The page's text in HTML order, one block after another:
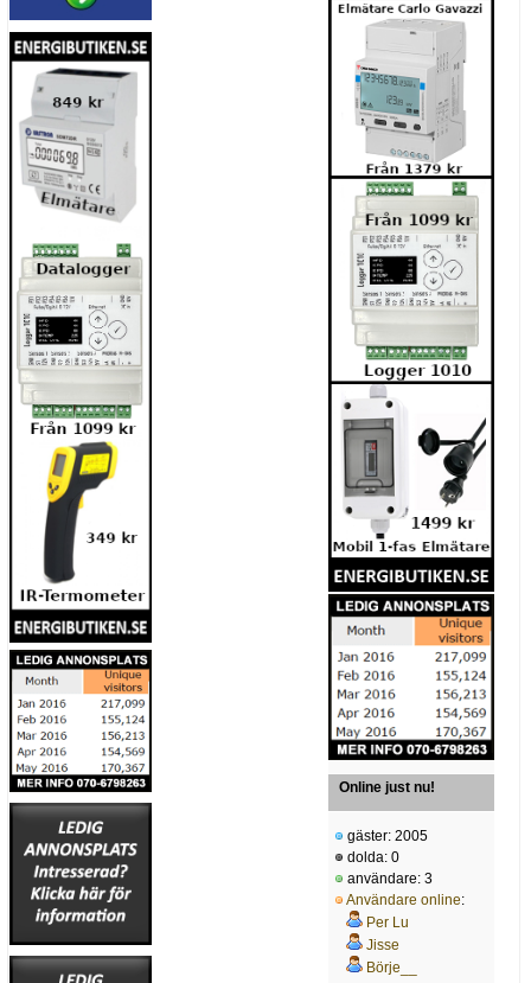
Online just nu!
gäster: 2005
dolda: 0
användare: 3
Användare online:
Per Lu
Jisse
Börje__